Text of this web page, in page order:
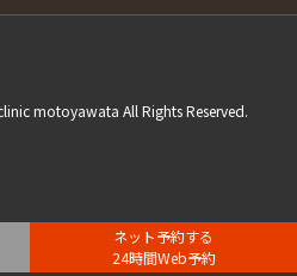
motoyawata All Rights Reserved.
ネット予約する
24時間Web予約